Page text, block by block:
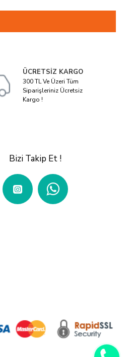
ÜCRETSIZ KARGO
300 TL Ve Üzeri Tüm
Siparişleriniz Ücretsiz
Kargo !
Bizi Takip Et !